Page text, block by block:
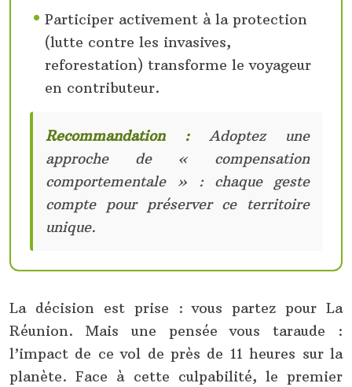
Participer activement à la protection
(lutte contre les invasives,
reforestation) transforme le voyageur
en contributeur.
Recommandation :Adoptez une
approche de « compensation
comportementale » : chaque geste
compte pour préserver ce territoire
unique.
La décision est prise : vous partez pour La
Réunion. Mais une pensée vous taraude :
l’impact de ce vol de près de 11 heures sur la
planète. Face à cette culpabilité, le premier